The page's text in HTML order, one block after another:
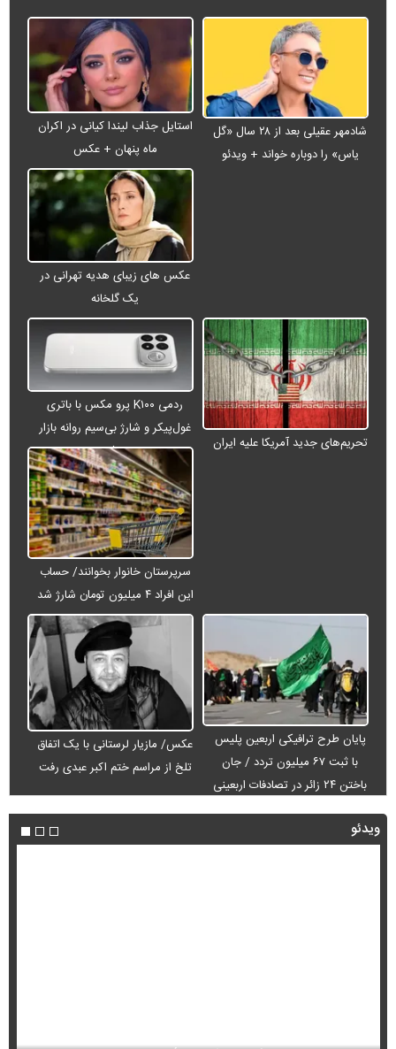
شادمهر عقیلی بعد از ۲۸ سال «گل
یاس» را دوباره خواند + ویدئو
استایل جذاب لیندا کیانی در اکران
ماه پنهان + عکس
عکس های زیبای هدیه تهرانی در
یک گلخانه
تحریم‌های جدید آمریکا علیه ایران
ردمی K۱۰۰ پرو مکس با باتری
غول‌پیکر و شارژ بی‌سیم روانه بازار
می‌شود
سرپرستان خانوار بخوانند/ حساب
این افراد ۴ میلیون تومان شارژ شد
پایان طرح ترافیکی اربعین پلیس
با ثبت ۶۷ میلیون تردد / جان
باختن ۲۴ زائر در تصادفات اربعینی
عکس/ مازیار لرستانی با یک اتفاق
تلخ از مراسم ختم اکبر عبدی رفت
ویدئو